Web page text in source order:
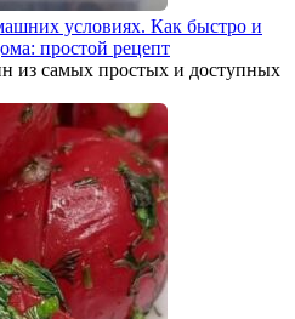
условиях. Как быстро и
простой рецепт
из самых простых и доступных